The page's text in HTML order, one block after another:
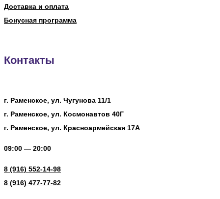
Доставка и оплата
Бонусная программа
Контакты
г. Раменское, ул. Чугунова 11/1
г. Раменское, ул. Космонавтов 40Г
г. Раменское, ул. Красноармейская 17А
09:00 — 20:00
8 (916) 552-14-98
8 (916) 477-77-82